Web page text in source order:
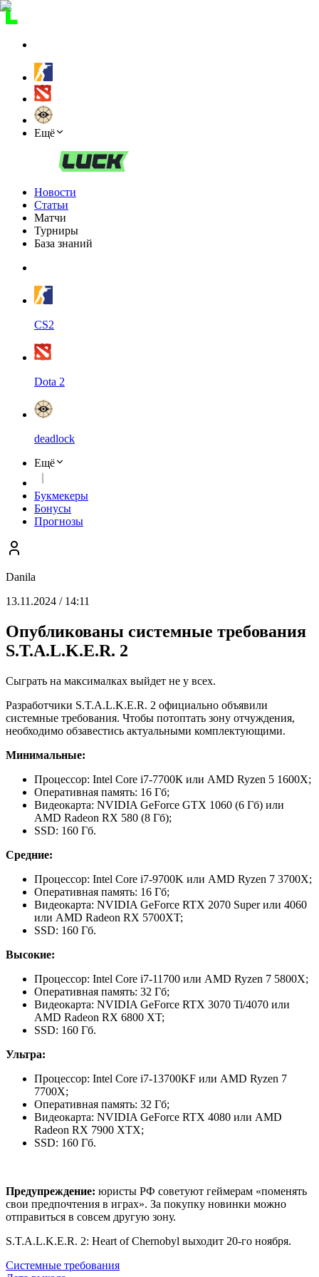
Ещё
Новости
Статьи
Матчи
Турниры
База знаний
CS2
Dota 2
deadlock
Ещё
Букмекеры
Бонусы
Прогнозы
Danila
13.11.2024 / 14:11
Опубликованы системные требования
S.T.A.L.K.E.R. 2
Сыграть на максималках выйдет не у всех.
Разработчики S.T.A.L.K.E.R. 2 официально объявили
системные требования. Чтобы потоптать зону отчуждения,
необходимо обзавестись актуальными комплектующими.
Минимальные:
Процессор: Intel Core i7-7700К или AMD Ryzen 5 1600X;
Оперативная память: 16 Гб;
Видеокарта: NVIDIA GeForce GTX 1060 (6 Гб) или
AMD Radeon RX 580 (8 Гб);
SSD: 160 Гб.
Средние:
Процессор: Intel Core i7-9700K или AMD Ryzen 7 3700X;
Оперативная память: 16 Гб;
Видеокарта: NVIDIA GeForce RTX 2070 Super или 4060
или AMD Radeon RX 5700XT;
SSD: 160 Гб.
Высокие:
Процессор: Intel Core i7-11700 или AMD Ryzen 7 5800X;
Оперативная память: 32 Гб;
Видеокарта: NVIDIA GeForce RTX 3070 Ti/4070 или
AMD Radeon RX 6800 XT;
SSD: 160 Гб.
Ультра:
Процессор: Intel Core i7-13700KF или AMD Ryzen 7
7700X;
Оперативная память: 32 Гб;
Видеокарта: NVIDIA GeForce RTX 4080 или AMD
Radeon RX 7900 XTX;
SSD: 160 Гб.
Предупреждение: юристы РФ советуют геймерам «поменять
свои предпочтения в играх». За покупку новинки можно
отправиться в совсем другую зону.
S.T.A.L.K.E.R. 2: Heart of Chernobyl выходит 20-го ноября.
Системные требования